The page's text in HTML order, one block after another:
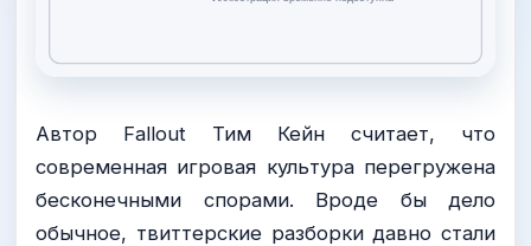
Автор Fallout Тим Кейн считает, что
современная игровая культура перегружена
бесконечными спорами. Вроде бы дело
обычное, твиттерские разборки давно стали